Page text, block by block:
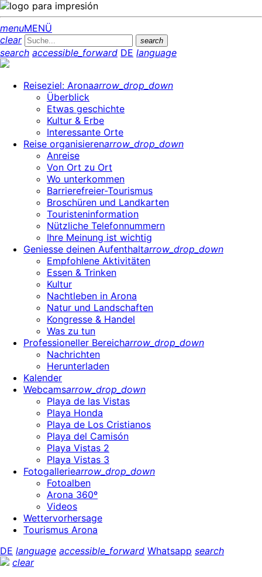
menuMENÜ
clear
search
search accessible_forward DE language
Reiseziel: Aronaarrow_drop_down
Überblick
Etwas geschichte
Kultur & Erbe
Interessante Orte
Reise organisierenarrow_drop_down
Anreise
Von Ort zu Ort
Wo unterkommen
Barrierefreier-Tourismus
Broschüren und Landkarten
Touristeninformation
Nützliche Telefonnummern
Ihre Meinung ist wichtig
Geniesse deinen Aufenthaltarrow_drop_down
Empfohlene Aktivitäten
Essen & Trinken
Kultur
Nachtleben in Arona
Natur und Landschaften
Kongresse & Handel
Was zu tun
Professioneller Bereicharrow_drop_down
Nachrichten
Herunterladen
Kalender
Webcamsarrow_drop_down
Playa de las Vistas
Playa Honda
Playa de Los Cristianos
Playa del Camisón
Playa Vistas 2
Playa Vistas 3
Fotogalleriearrow_drop_down
Fotoalben
Arona 360º
Videos
Wettervorhersage
Tourismus Arona
DE language accessible_forward Whatsapp search
clear